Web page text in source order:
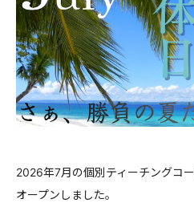
2026年7月の個別ティーチングコ
オープンしました。